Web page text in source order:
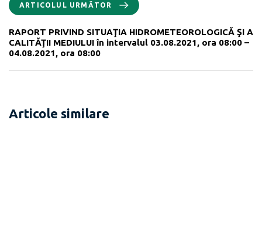
ARTICOLUL URMĂTOR
RAPORT PRIVIND SITUAŢIA HIDROMETEOROLOGICĂ ŞI A
CALITĂŢII MEDIULUI în intervalul 03.08.2021, ora 08:00 –
04.08.2021, ora 08:00
Articole similare